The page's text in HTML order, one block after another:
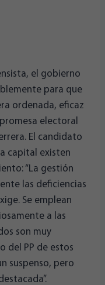
el gobierno
para que
ordenada, eficaz
electoral
El candidato
capital existen
“La gestión
las deficiencias
Se emplean
a las
son muy
del PP de estos
suspenso, pero